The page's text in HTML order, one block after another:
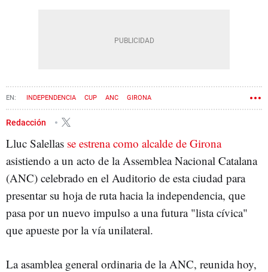
INDEPENDENCIA CUP ANC GIRONA
Redacción
Lluc Salellas se estrena como alcalde de Girona
asistiendo a un acto de la Assemblea Nacional Catalana
(ANC) celebrado en el Auditorio de esta ciudad para
presentar su hoja de ruta hacia la independencia, que
pasa por un nuevo impulso a una futura "lista cívica"
que apueste por la vía unilateral.
La asamblea general ordinaria de la ANC, reunida hoy,